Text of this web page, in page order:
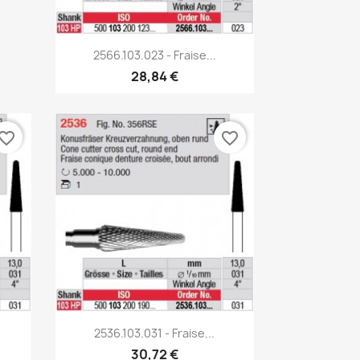
Aperçu rapide
2566.103.023 - Fraise...
28,84 €
Aperçu rapide
2536.103.031 - Fraise...
30,72 €
favorite_border